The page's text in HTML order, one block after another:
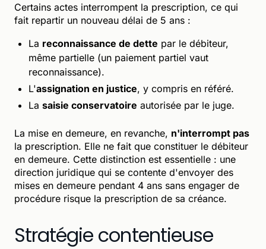
Certains actes interrompent la prescription, ce qui
fait repartir un nouveau délai de 5 ans :
La reconnaissance de dette par le débiteur,
même partielle (un paiement partiel vaut
reconnaissance).
L'assignation en justice, y compris en référé.
La saisie conservatoire autorisée par le juge.
La mise en demeure, en revanche, n'interrompt pas
la prescription. Elle ne fait que constituer le débiteur
en demeure. Cette distinction est essentielle : une
direction juridique qui se contente d'envoyer des
mises en demeure pendant 4 ans sans engager de
procédure risque la prescription de sa créance.
Stratégie contentieuse